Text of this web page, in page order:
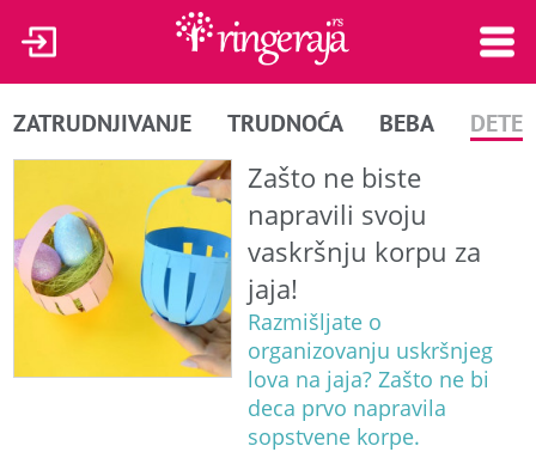
ZATRUDNJIVANJE TRUDNOĆA BEBA DETE
Zašto ne biste
napravili svoju
vaskršnju korpu za
jaja!
Razmišljate o
organizovanju uskršnjeg
lova na jaja? Zašto ne bi
deca prvo napravila
sopstvene korpe.